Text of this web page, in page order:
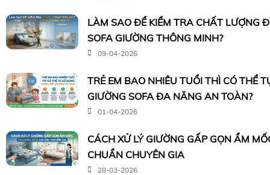
LÀM SAO ĐỂ KIỂM TRA CHẤT LƯỢNG
SOFA GIƯỜNG THÔNG MINH?
09-04-2026
TRẺ EM BAO NHIÊU TUỔI THÌ CÓ THỂ
GIƯỜNG SOFA ĐA NĂNG AN TOÀN?
01-04-2026
CÁCH XỬ LÝ GIƯỜNG GẤP GỌN ẨM
CHUẨN CHUYÊN GIA
28-03-2026